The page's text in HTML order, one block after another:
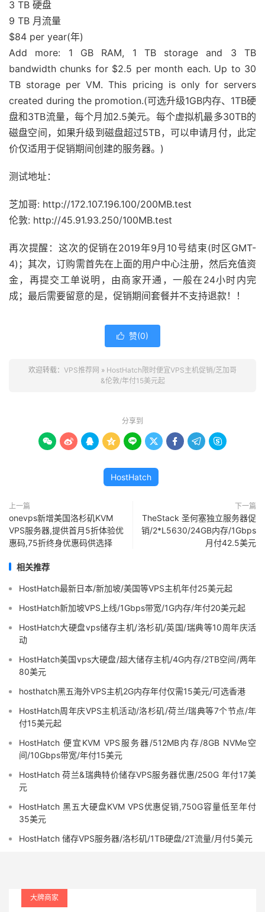
3 TB 硬盘
9 TB 月流量
$84 per year(年)
Add more: 1 GB RAM, 1 TB storage and 3 TB
bandwidth chunks for $2.5 per month each. Up to 30
TB storage per VM. This pricing is only for servers
created during the promotion.(可选升级1GB内存、1TB硬
盘和3TB流量，每个月加2.5美元。每个虚拟机最多30TB的
磁盘空间，如果升级到磁盘超过5TB，可以申请月付，此定
价仅适用于促销期间创建的服务器。)
测试地址：
芝加哥: http://172.107.196.100/200MB.test
伦敦: http://45.91.93.250/100MB.test
再次提醒：这次的促销在2019年9月10号结束(时区GMT-
4)；其次，订购需首先在上面的用户中心注册，然后充值资
金，再提交工单说明，由商家开通，一般在24小时内完
成；最后需要留意的是，促销期间套餐并不支持退款！！
 赞(0)
欢迎转载： VPS推荐网 » HostHatch限时便宜VPS主机促销/芝加哥
&伦敦/年付15美元起
分享到
        
HostHatch
上一篇
onevps新增美国洛杉矶KVM
VPS服务器,提供首月5折体验优
惠码,75折终身优惠码供选择
下一篇
TheStack 圣何塞独立服务器促
销/2*L5630/24GB内存/1Gbps
月付42.5美元
相关推荐
HostHatch最新日本/新加坡/美国等VPS主机年付25美元起
HostHatch新加坡VPS上线/1Gbps带宽/1G内存/年付20美元起
HostHatch大硬盘vps储存主机/洛杉矶/英国/瑞典等10周年庆活
动
HostHatch美国vps大硬盘/超大储存主机/4G内存/2TB空间/两年
80美元
hosthatch黑五海外VPS主机2G内存年付仅需15美元/可选香港
HostHatch周年庆VPS主机活动/洛杉矶/荷兰/瑞典等7个节点/年
付15美元起
HostHatch 便宜KVM VPS服务器/512MB内存/8GB NVMe空
间/10Gbps带宽/年付15美元
HostHatch 荷兰&瑞典特价储存VPS服务器优惠/250G 年付17美
元
HostHatch 黑五大硬盘KVM VPS优惠促销,750G容量低至年付
35美元
HostHatch 储存VPS服务器/洛杉矶/1TB硬盘/2T流量/月付5美元
大牌商家